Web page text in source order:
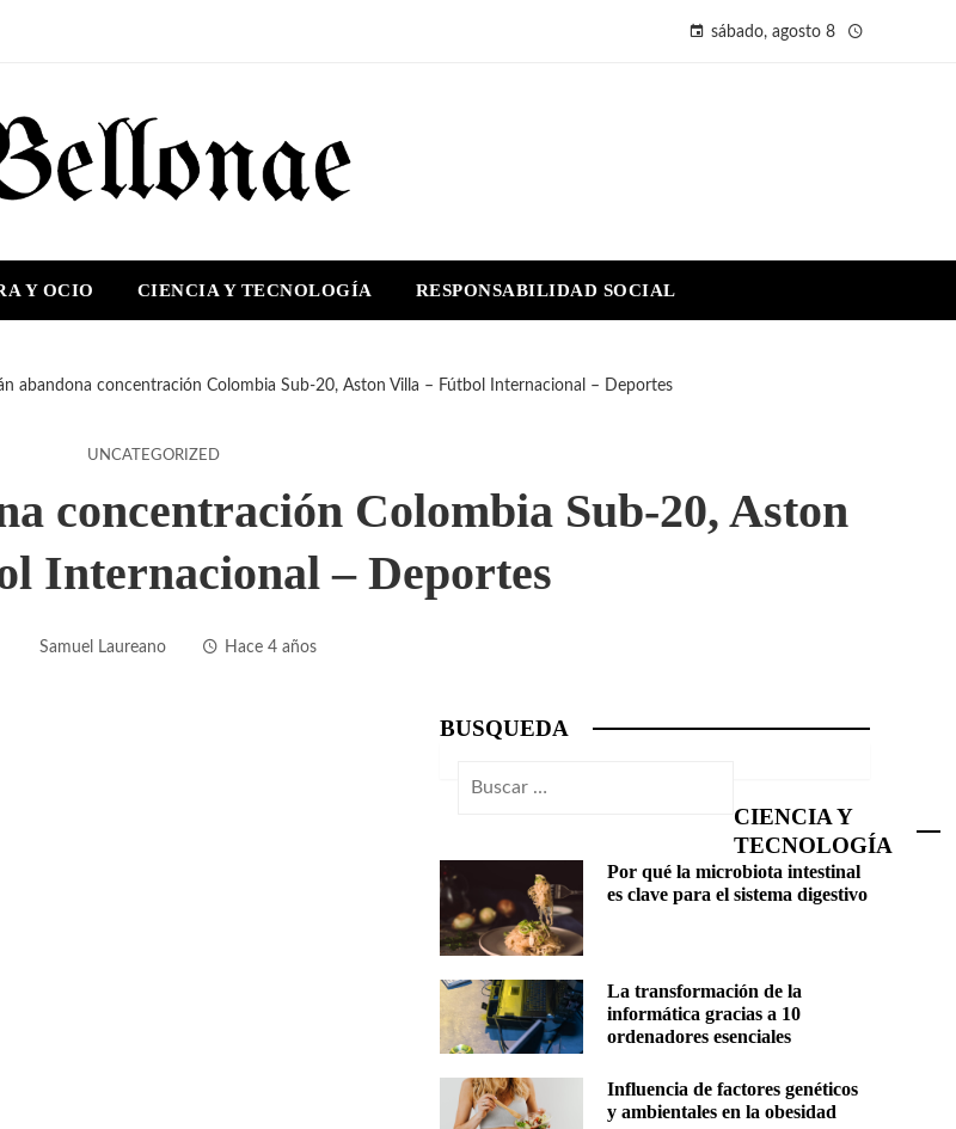
sábado, agosto 8
Y OCIO CIENCIA Y TECNOLOGÍA RESPONSABILIDAD SOCIAL
abandona concentración Colombia Sub-20, Aston Villa – Fútbol Internacional – Deportes
UNCATEGORIZED
concentración Colombia Sub-20, Aston
Internacional – Deportes
Samuel Laureano Hace 4 años
BUSQUEDA
Buscar:
CIENCIA Y
TECNOLOGÍA
Por qué la microbiota intestinal
es clave para el sistema digestivo
La transformación de la
informática gracias a 10
ordenadores esenciales
Influencia de factores genéticos
y ambientales en la obesidad